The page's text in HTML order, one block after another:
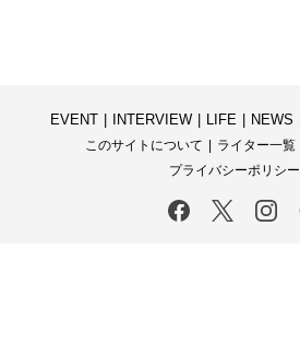
EVENT INTERVIEW LIFE NEWS
このサイトについて
ライター一覧
プライバシーポリシー